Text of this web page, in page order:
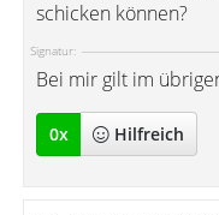
schicken können?
Signatur:
Bei mir gilt im
0x Hilfreich